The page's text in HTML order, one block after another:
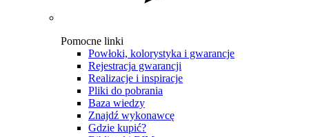
Pomocne linki
Powłoki, kolorystyka i gwarancje
Rejestracja gwarancji
Realizacje i inspiracje
Pliki do pobrania
Baza wiedzy
Znajdź wykonawcę
Gdzie kupić?